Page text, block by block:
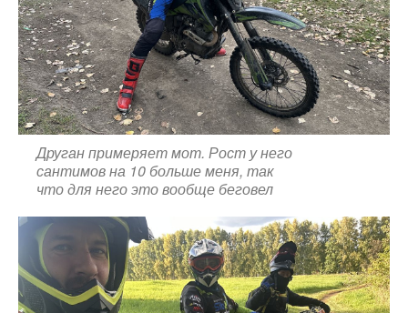
Друган примеряет мот. Рост у него
сантимов на 10 больше меня, так
что для него это вообще беговел